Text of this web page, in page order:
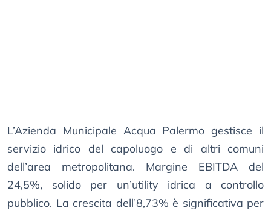
L’Azienda Municipale Acqua Palermo gestisce il
servizio idrico del capoluogo e di altri comuni
dell’area metropolitana. Margine EBITDA del
24,5%, solido per un’utility idrica a controllo
pubblico. La crescita dell’8,73% è significativa per